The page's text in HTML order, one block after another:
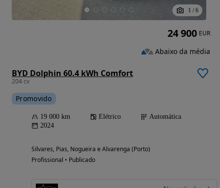
1 / 6
BYD Dolphin 60.4 kWh Comfort
204 cv
Promovido
19 000 km Elétrico
Automática
2024
Silvares, Pias, Nogueira e Alvarenga (Porto)
Profissional • Publicado
24 900 EUR
Abaixo da média